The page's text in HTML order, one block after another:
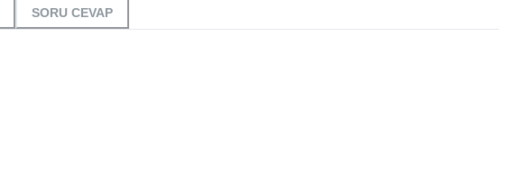
SORU CEVAP